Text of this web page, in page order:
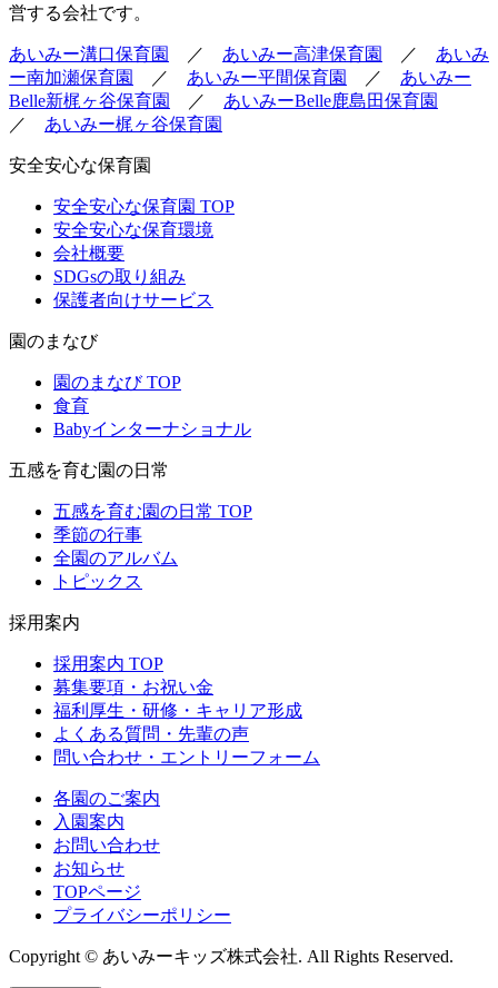
営する会社です。
あいみー溝口保育園 ／ あいみー高津保育園 ／ あいみ
ー南加瀬保育園
／ あいみー平間保育園 ／ あいみー
Belle新梶ヶ谷保育園
／ あいみーBelle鹿島田保育園
／ あいみー梶ヶ谷保育園
安全安心な保育園
安全安心な保育園 TOP
安全安心な保育環境
会社概要
SDGsの取り組み
保護者向けサービス
園のまなび
園のまなび TOP
食育
Babyインターナショナル
五感を育む園の日常
五感を育む園の日常 TOP
季節の行事
全園のアルバム
トピックス
採用案内
採用案内 TOP
募集要項・お祝い金
福利厚生・研修・キャリア形成
よくある質問・先輩の声
問い合わせ・エントリーフォーム
各園のご案内
入園案内
お問い合わせ
お知らせ
TOPページ
プライバシーポリシー
Copyright © あいみーキッズ株式会社. All Rights Reserved.